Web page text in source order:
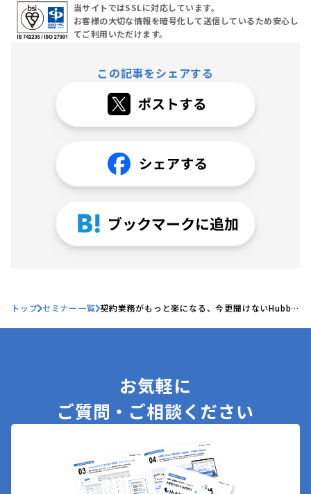
当サイトではSSLに対応しています。
お客様の大切な情報を暗号化して送信しているため安心し
てご利用いただけます。
この記事をシェアする
トップ セミナー一覧 契約業務がもっと楽になる、今更聞けないHubble
お気軽に
ご質問・ご相談ください